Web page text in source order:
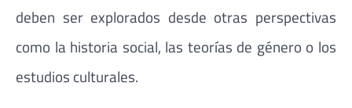
deben ser explorados desde otras perspectivas
como la historia social, las teorías de género o los
estudios culturales.